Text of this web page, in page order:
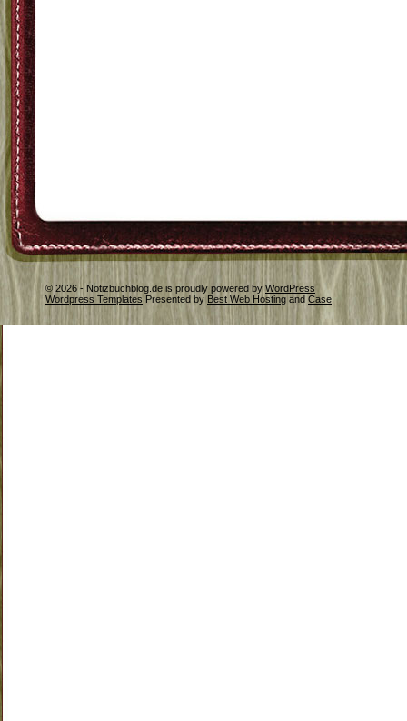
© 2026 - Notizbuchblog.de is proudly powered by WordPress
Wordpress Templates Presented by Best Web Hosting and Case